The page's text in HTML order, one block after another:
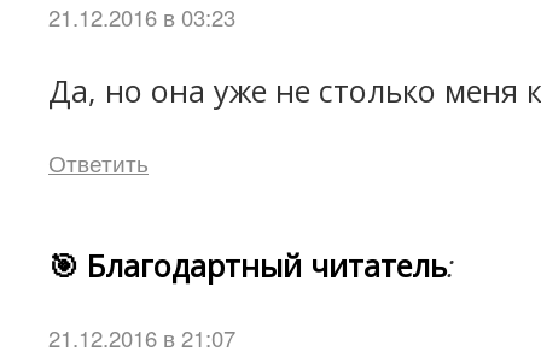
21.12.2016 в 03:23
Да, но она уже не столько меня
Ответить
🎯 Благодартный читатель:
21.12.2016 в 21:07